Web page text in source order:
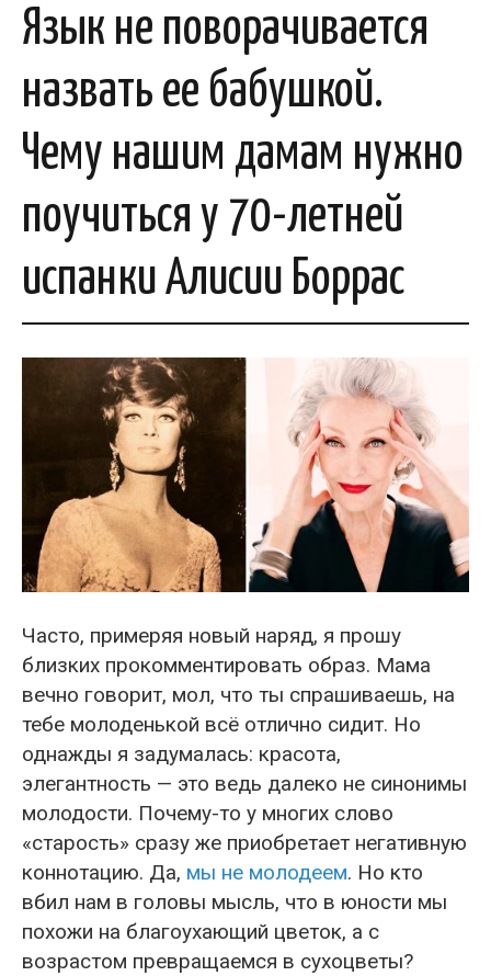
Язык не поворачивается
назвать ее бабушкой.
Чему нашим дамам нужно
поучиться у 70-летней
испанки Алисии Боррас
Часто, примеряя новый наряд, я прошу
близких прокомментировать образ. Мама
вечно говорит, мол, что ты спрашиваешь, на
тебе молоденькой всё отлично сидит. Но
однажды я задумалась: красота,
элегантность — это ведь далеко не синонимы
молодости. Почему-то у многих слово
«старость» сразу же приобретает негативную
коннотацию. Да, мы не молодеем. Но кто
вбил нам в головы мысль, что в юности мы
похожи на благоухающий цветок, а с
возрастом превращаемся в сухоцветы?